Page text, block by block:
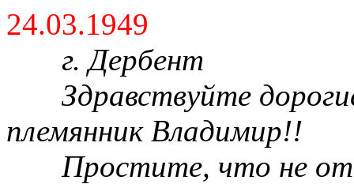
24.03.1949
г. Дербент
Здравствуйте
племянник Владимир!!
Простите, что не